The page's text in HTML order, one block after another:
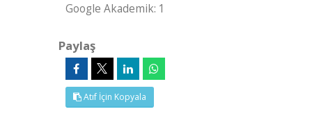
Google Akademik: 1
Paylaş
Atıf İçin Kopyala